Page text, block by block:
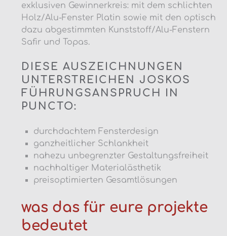
exklusiven Gewinnerkreis: mit dem schlichten
Holz/Alu-Fenster Platin sowie mit den optisch
dazu abgestimmten Kunststoff/Alu-Fenstern
Safir und Topas.
DIESE AUSZEICHNUNGEN
UNTERSTREICHEN JOSKOS
FÜHRUNGSANSPRUCH IN
PUNCTO:
durchdachtem Fensterdesign
ganzheitlicher Schlankheit
nahezu unbegrenzter Gestaltungsfreiheit
nachhaltiger Materialästhetik
preisoptimierten Gesamtlösungen
was das für eure projekte
bedeutet